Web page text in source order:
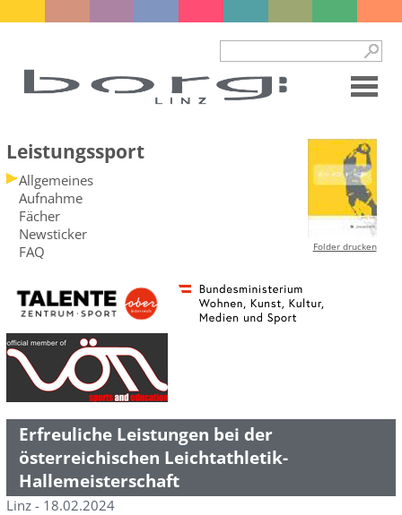
Leistungssport
Allgemeines
Aufnahme
Fächer
Newsticker
FAQ
Folder drucken
Erfreuliche Leistungen bei der
österreichischen Leichtathletik-
Hallemeisterschaft
Linz - 18.02.2024